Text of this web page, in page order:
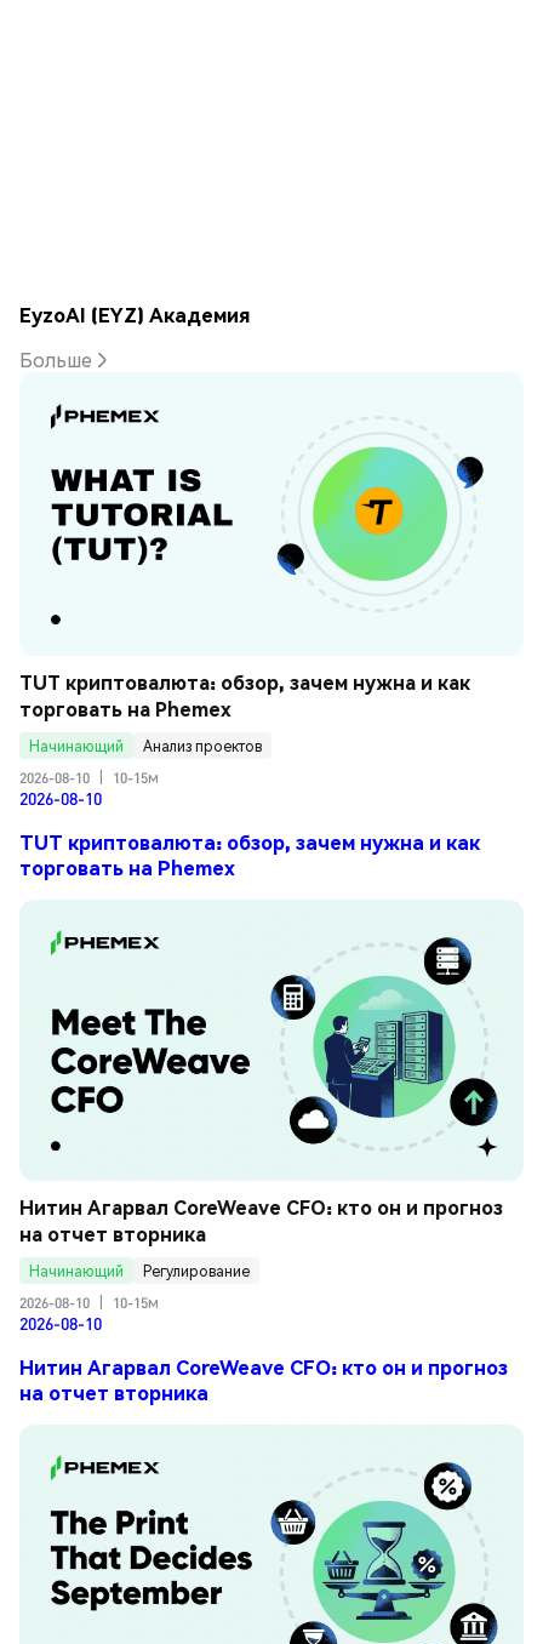
EyzoAI (EYZ) Академия
Больше
TUT криптовалюта: обзор, зачем нужна и как
торговать на Phemex
Начинающий
Анализ проектов
2026-08-10
10-15м
2026-08-10
TUT криптовалюта: обзор, зачем нужна и как
торговать на Phemex
Нитин Агарвал CoreWeave CFO: кто он и прогноз
на отчет вторника
Начинающий
Регулирование
2026-08-10
10-15м
2026-08-10
Нитин Агарвал CoreWeave CFO: кто он и прогноз
на отчет вторника